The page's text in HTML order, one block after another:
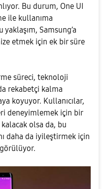
Bu durum, One UI
ile kullanıma
Samsung’a
etmek için ek bir süre
süreci, teknoloji
rekabetçi kalma
koyuyor. Kullanıcılar,
deneyimlemek için bir
olsa da, bu
daha da iyileştirmek için